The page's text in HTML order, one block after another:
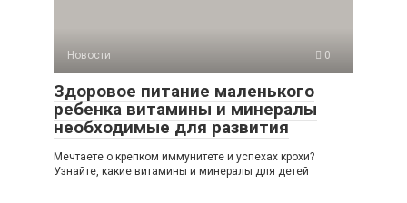
Новости 0
Здоровое питание маленького
ребенка витамины и минералы
необходимые для развития
Мечтаете о крепком иммунитете и успехах крохи?
Узнайте, какие витамины и минералы для детей